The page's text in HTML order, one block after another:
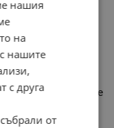
от
може да се
за коса.
да комбинирате
нашия
на
нашите
с друга
от